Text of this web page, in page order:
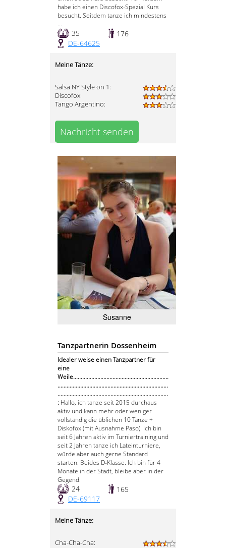
habe ich einen Discofox-Spezial Kurs
besucht. Seitdem tanze ich mindestens
...
35
176
DE-64625
Meine Tänze:
Salsa NY Style on 1:
Discofox:
Tango Argentino:
Nachricht senden
Susanne
Tanzpartnerin Dossenheim
Idealer weise einen Tanzpartner für
eine
Weile...............................................................
.........................................................................
.........................................................................
: Hallo, ich tanze seit 2015 durchaus
aktiv und kann mehr oder weniger
vollständig die üblichen 10 Tänze +
Diskofox (mit Ausnahme Paso). Ich bin
seit 6 Jahren aktiv im Turniertraining und
seit 2 Jahren tanze ich Lateinturniere,
würde aber auch gerne Standard
starten. Beides D-Klasse. Ich bin für 4
Monate in der Stadt, bleibe aber in der
Gegend.
24
165
DE-69117
Meine Tänze:
Cha-Cha-Cha: